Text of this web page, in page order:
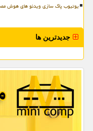
یوتیوب پاک سازی ویدئو های هوش
جدیدترین ها